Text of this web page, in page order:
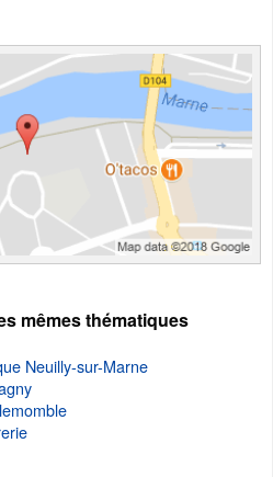
mêmes thématiques
Neuilly-sur-Marne